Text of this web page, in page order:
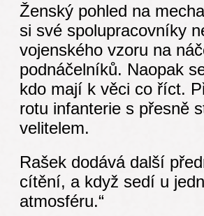
Ženský pohled na
si své spolupracovníky
vojenského vzoru na
podnáčelníků. Naopak
kdo mají k věci co říct.
rotu infanterie s přesně
velitelem.
Rašek dodává další
cítění, a když sedí u
atmosféru.“